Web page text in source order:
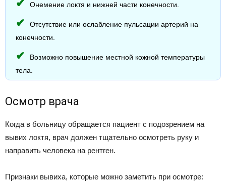
Онемение локтя и нижней части конечности.
Отсутствие или ослабление пульсации артерий на
конечности.
Возможно повышение местной кожной температуры
тела.
Осмотр врача
Когда в больницу обращается пациент с подозрением на
вывих локтя, врач должен тщательно осмотреть руку и
направить человека на рентген.
Признаки вывиха, которые можно заметить при осмотре: